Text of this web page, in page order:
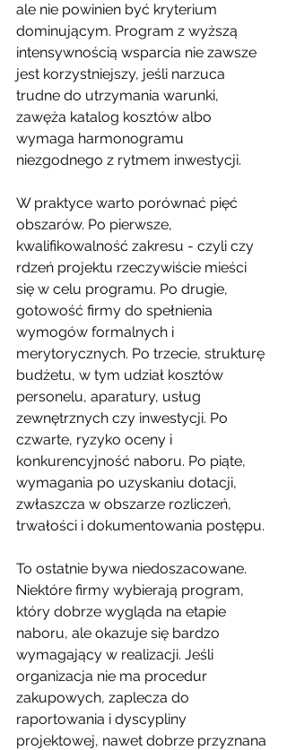
ale nie powinien być kryterium
dominującym. Program z wyższą
intensywnością wsparcia nie zawsze
jest korzystniejszy, jeśli narzuca
trudne do utrzymania warunki,
zawęża katalog kosztów albo
wymaga harmonogramu
niezgodnego z rytmem inwestycji.
W praktyce warto porównać pięć
obszarów. Po pierwsze,
kwalifikowalność zakresu - czyli czy
rdzeń projektu rzeczywiście mieści
się w celu programu. Po drugie,
gotowość firmy do spełnienia
wymogów formalnych i
merytorycznych. Po trzecie, strukturę
budżetu, w tym udział kosztów
personelu, aparatury, usług
zewnętrznych czy inwestycji. Po
czwarte, ryzyko oceny i
konkurencyjność naboru. Po piąte,
wymagania po uzyskaniu dotacji,
zwłaszcza w obszarze rozliczeń,
trwałości i dokumentowania postępu.
To ostatnie bywa niedoszacowane.
Niektóre firmy wybierają program,
który dobrze wygląda na etapie
naboru, ale okazuje się bardzo
wymagający w realizacji. Jeśli
organizacja nie ma procedur
zakupowych, zaplecza do
raportowania i dyscypliny
projektowej, nawet dobrze przyznana